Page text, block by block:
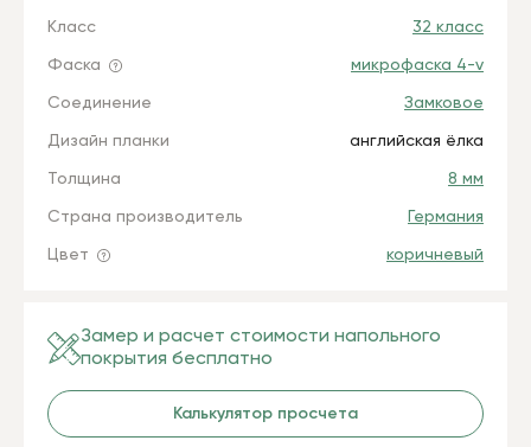
Класс 32 класс
Фаска микрофаска 4-v
Соединение Замковое
Дизайн планки английская ёлка
Толщина 8 мм
Страна производитель Германия
Цвет коричневый
Замер и расчет стоимости напольного
покрытия бесплатно
Калькулятор просчета